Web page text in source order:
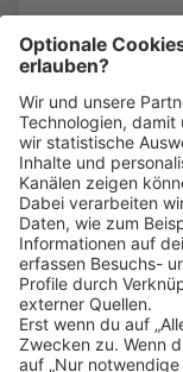
Bin ich für
Klickehier, um